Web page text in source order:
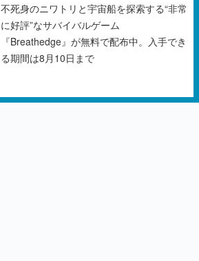
不死身のニワトリと宇宙船を探索する“非常
に好評”なサバイバルゲーム
『Breathedge』が無料で配布中。入手でき
る期間は8月10日まで